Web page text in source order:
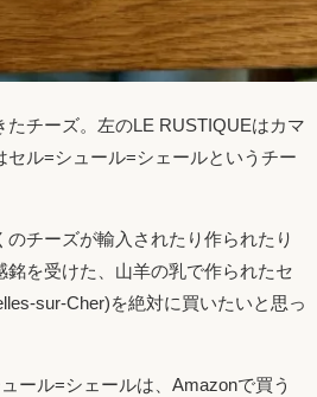
たチーズ。左のLE RUSTIQUEはカマ
セル=シュール=シェールというチー
チーズが輸入されたり作られたり
銘を受けた、山羊の乳で作られたセ
sur-Cher)を絶対に買いたいと思っ
ール=シェールは、Amazonで買う